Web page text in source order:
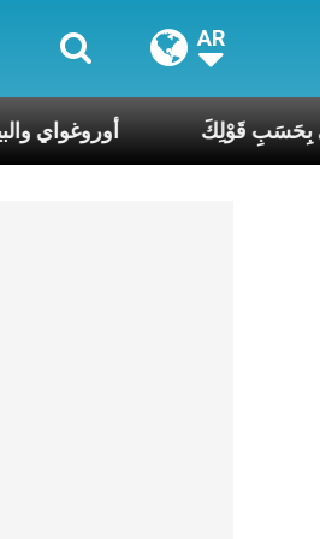
AR
الرَّب، فليكُن لي بِحَسَبِ قَوْلِكَ